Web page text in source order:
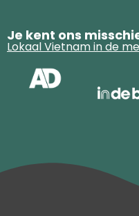
Je kent ons
Lokaal Vietnam in de